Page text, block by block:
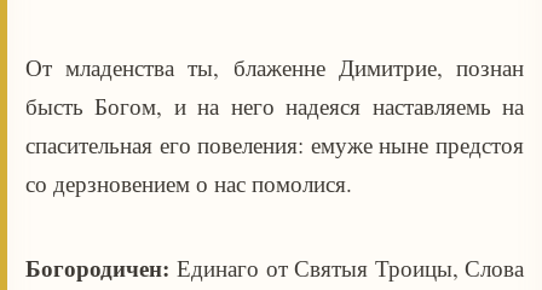
От младенства ты, блаженне Димитрие, познан
бысть Богом, и на него надеяся наставляемь на
спасительная его повеления: емуже ныне предстоя
со дерзновением о нас помолися.
Богородичен:Единаго от Святыя Троицы, Слова